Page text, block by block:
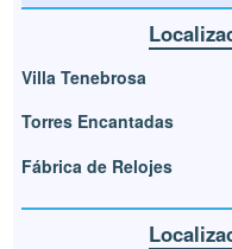
Villa Tenebrosa
Torres Encantadas
Fábrica de Relojes